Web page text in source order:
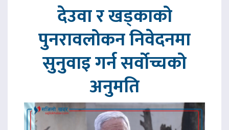
देउवा र खड्काको
पुनरावलोकन निवेदनमा
सुनुवाइ गर्न सर्वोच्चको
अनुमति